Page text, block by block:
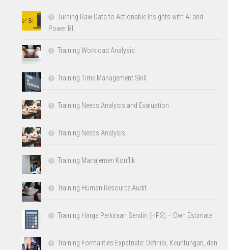
Turning Raw Data to Actionable Insights with AI and
Power BI
Training Workload Analysis
Training Time Management Skill
Training Needs Analysis and Evaluation
Training Needs Analysis
Training Manajemen Konflik
Training Human Resource Audit
Training Harga Perkiraan Sendiri (HPS) – Own Estimate
Training Formalities Expatriate: Definisi, Keuntungan, dan